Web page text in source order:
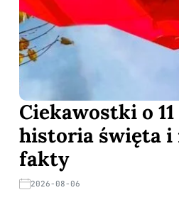
Ciekawostki o
historia święta i
fakty
2026-08-06